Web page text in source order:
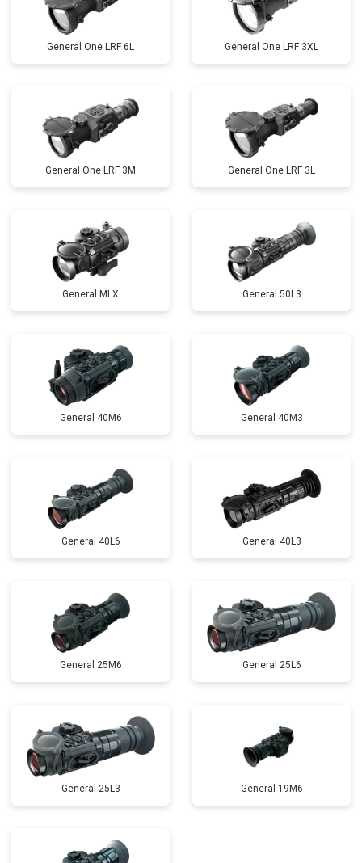
General One LRF 6L General One LRF 3XL
General One LRF 3M General One LRF 3L
General MLX General 50L3
General 40M6 General 40M3
General 40L6 General 40L3
General 25M6 General 25L6
General 25L3 General 19M6